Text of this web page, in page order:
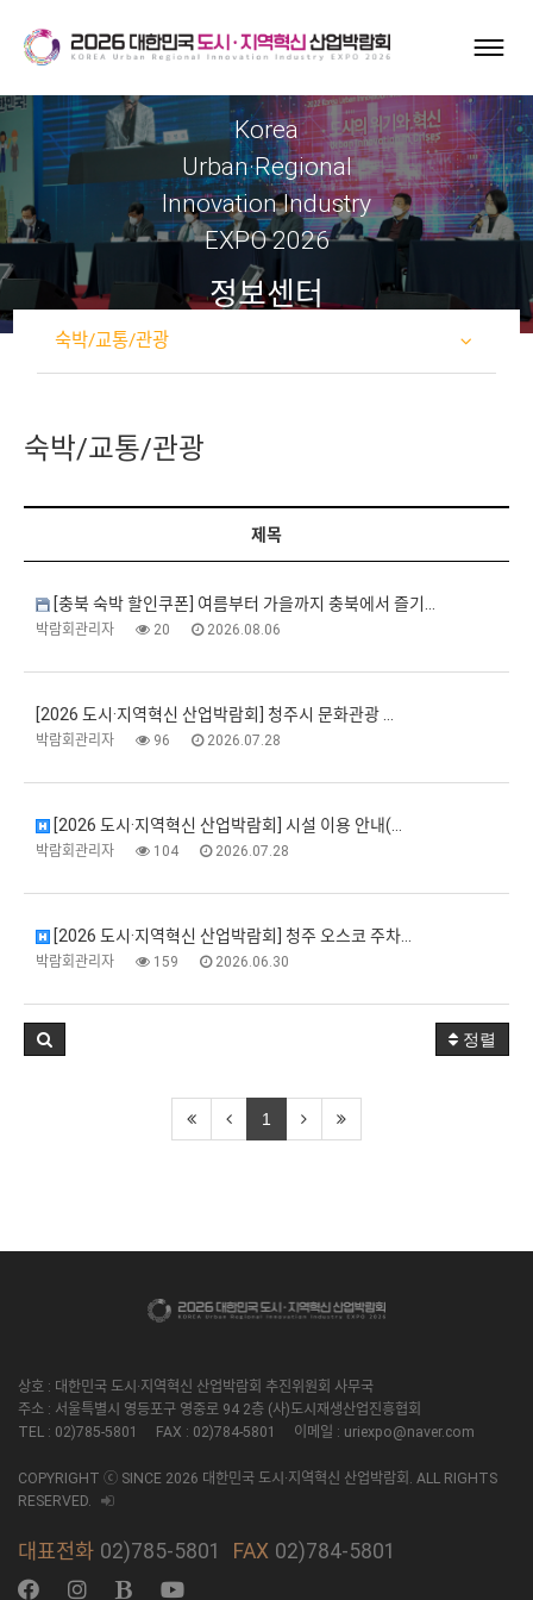
Korea
Urban·Regional
Innovation Industry
EXPO 2026
정보센터
숙박/교통/관광
숙박/교통/관광
제목
[충북 숙박 할인쿠폰] 여름부터 가을까지 충북에서 즐기…
박람회관리자 20 2026.08.06
[2026 도시·지역혁신 산업박람회] 청주시 문화관광 …
박람회관리자 96 2026.07.28
[2026 도시·지역혁신 산업박람회] 시설 이용 안내(…
박람회관리자 104 2026.07.28
[2026 도시·지역혁신 산업박람회] 청주 오스코 주차…
박람회관리자 159 2026.06.30
정렬
1
상호 : 대한민국 도시·지역혁신 산업박람회 추진위원회 사무국
주소 : 서울특별시 영등포구 영중로 94 2층 (사)도시재생산업진흥협회
TEL : 02)785-5801 FAX : 02)784-5801 이메일 : uriexpo@naver.com
COPYRIGHT ⓒ SINCE 2026 대한민국 도시·지역혁신 산업박람회. ALL RIGHTS
RESERVED.
대표전화 02)785-5801 FAX 02)784-5801